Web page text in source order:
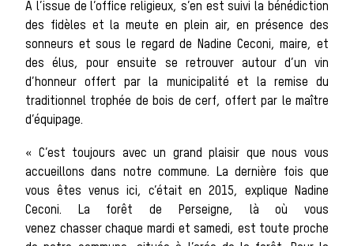
Chasser les
idées reçues
Bien-être
À l’issue de l’office religieux, s’en est suivi la bénédiction
des fidèles et la meute en plein air, en présence des
sonneurs et sous le regard de Nadine Ceconi, maire, et
des élus, pour ensuite se retrouver autour d’un vin
d’honneur offert par la municipalité et la remise du
traditionnel trophée de bois de cerf, offert par le maître
d’équipage.
« C’est toujours avec un grand plaisir que nous vous
accueillons dans notre commune. La dernière fois que
vous êtes venus ici, c’était en 2015, explique Nadine
Ceconi. La forêt de Perseigne, là où vous
venez chasser chaque mardi et samedi, est toute proche